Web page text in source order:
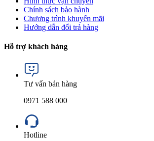
Chính sách bảo hành
Chương trình khuyến mãi
Hướng dẫn đổi trả hàng
Hỗ trợ khách hàng
Tư vấn bán hàng
0971 588 000
Hotline